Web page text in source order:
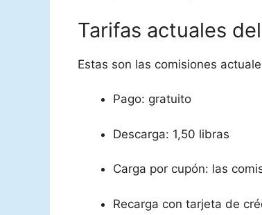
Tarifas actuales
Estas son las comisiones
Pago: gratuito
Descarga: 1,50 libras
Carga por cupón: las
Recarga con tarjeta de